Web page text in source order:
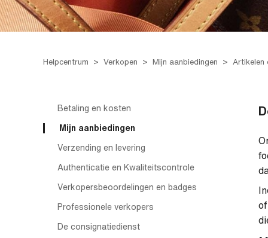
Helpcentrum Verkopen Mijn aanbiedingen Artikelen
Betaling en kosten
Mijn aanbiedingen
Verzending en levering
Authenticatie en Kwaliteitscontrole
Verkopersbeoordelingen en badges
Professionele verkopers
De consignatiedienst